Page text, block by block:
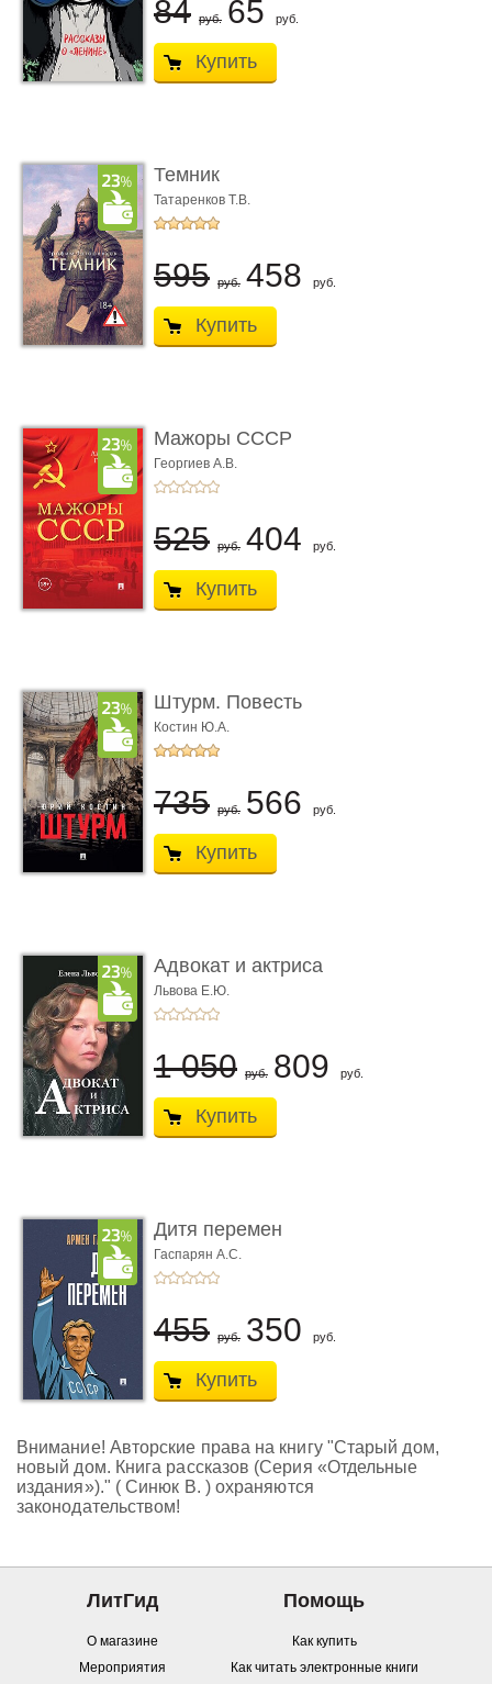
84 руб. 65 руб.
Купить
Темник
Татаренков Т.В.
595 руб. 458 руб.
Купить
Мажоры СССР
Георгиев А.В.
525 руб. 404 руб.
Купить
Штурм. Повесть
Костин Ю.А.
735 руб. 566 руб.
Купить
Адвокат и актриса
Львова Е.Ю.
1 050 руб. 809 руб.
Купить
Дитя перемен
Гаспарян А.С.
455 руб. 350 руб.
Купить
Внимание! Авторские права на книгу "Старый дом,
новый дом. Книга рассказов (Серия «Отдельные
издания»)." ( Синюк В. ) охраняются
законодательством!
ЛитГид
О магазине
Мероприятия
Помощь
Как купить
Как читать электронные книги